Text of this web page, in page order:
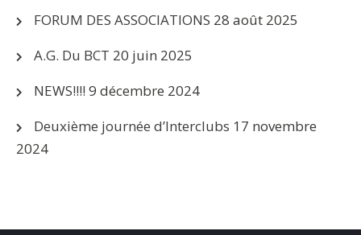
FORUM DES ASSOCIATIONS 28 août 2025
A.G. Du BCT 20 juin 2025
NEWS!!!! 9 décembre 2024
Deuxième journée d’Interclubs 17 novembre
2024